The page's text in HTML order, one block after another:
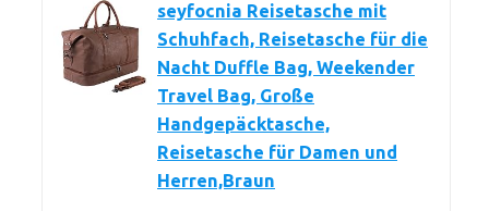
seyfocnia Reisetasche mit
Schuhfach, Reisetasche für die
Nacht Duffle Bag, Weekender
Travel Bag, Große
Handgepäcktasche,
Reisetasche für Damen und
Herren,Braun